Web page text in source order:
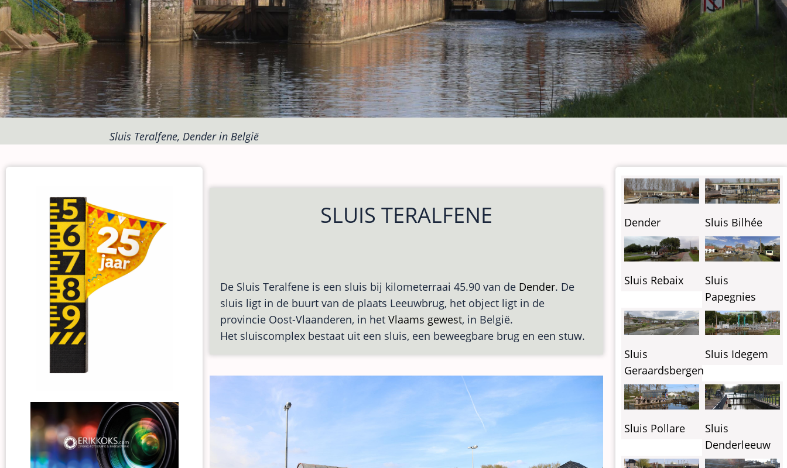
Sluis Teralfene, Dender in België
SLUIS TERALFENE
De Sluis Teralfene is een sluis bij kilometerraai 45.90 van de Dender. De
sluis ligt in de buurt van de plaats Leeuwbrug, het object ligt in de
provincie Oost-Vlaanderen, in het Vlaams gewest, in België.
Het sluiscomplex bestaat uit een sluis, een beweegbare brug en een stuw.
Dender Sluis Bilhée
Sluis Rebaix
Sluis
Papegnies
Sluis
Geraardsbergen
Sluis Idegem
Sluis Pollare
Sluis
Denderleeuw